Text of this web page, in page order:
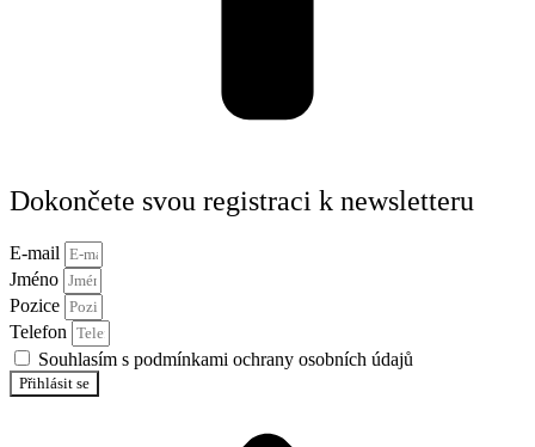
Dokončete svou registraci k newsletteru
E-mail
Jméno
Pozice
Telefon
Souhlasím s podmínkami ochrany osobních údajů
Přihlásit se